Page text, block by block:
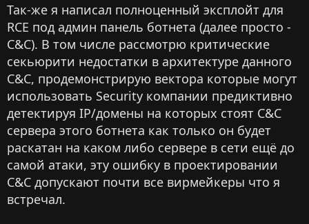
Так-же я написал полноценный эксплойт для
RCE под админ панель ботнета (далее просто -
C&C). В том числе рассмотрю критические
секьюрити недостатки в архитектуре данного
С&C, продемонстрирую вектора которые могут
использовать Security компании предиктивно
детектируя IP/домены на которых стоят C&C
сервера этого ботнета как только он будет
раскатан на каком либо сервере в сети ещё до
самой атаки, эту ошибку в проектировании
C&C допускают почти все вирмейкеры что я
встречал.